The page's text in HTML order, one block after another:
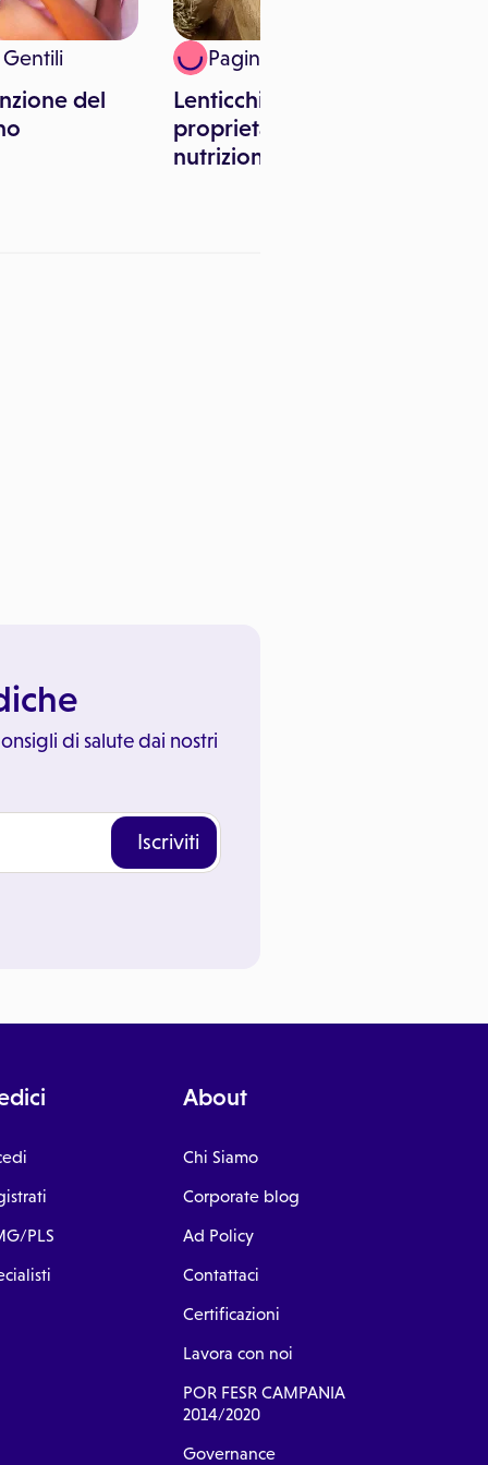
Gentili
del
Paginemediche
Lenticchie: calorie,
proprietà e valori
nutrizionali
di salute dai nostri
Iscriviti
PLS
About
Chi Siamo
Corporate blog
Ad Policy
Contattaci
Certificazioni
Lavora con noi
POR FESR CAMPANIA
2014/2020
Governance